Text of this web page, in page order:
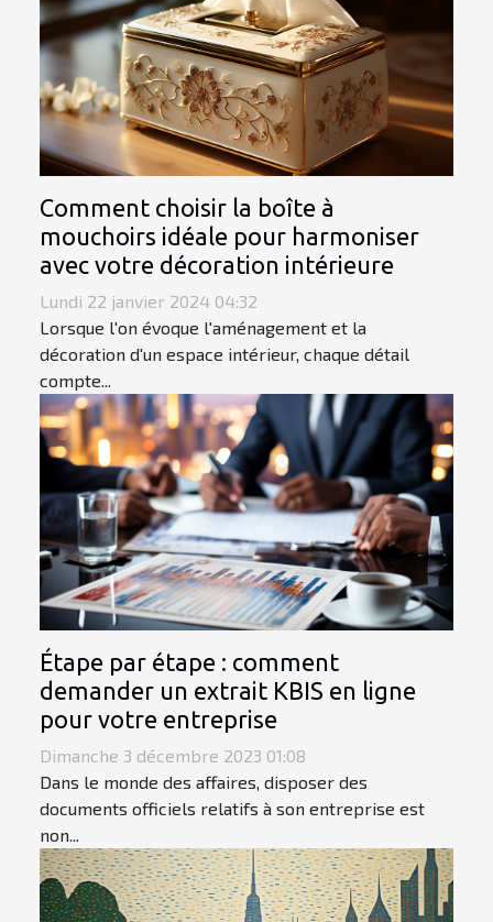
Comment choisir la boîte à
mouchoirs idéale pour harmoniser
avec votre décoration intérieure
Lundi 22 janvier 2024 04:32
Lorsque l'on évoque l'aménagement et la
décoration d'un espace intérieur, chaque détail
compte...
Étape par étape : comment
demander un extrait KBIS en ligne
pour votre entreprise
Dimanche 3 décembre 2023 01:08
Dans le monde des affaires, disposer des
documents officiels relatifs à son entreprise est
non...